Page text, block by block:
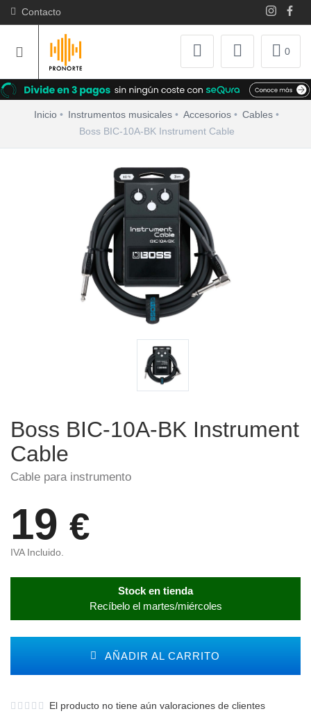
Contacto
0
Inicio Instrumentos musicales Accesorios
Cables
Boss BIC-10A-BK Instrument Cable
Boss BIC-10A-BK Instrument
Cable
Cable para instrumento
19 €
IVA Incluido.
Stock en tienda
Recíbelo el martes/miércoles
AÑADIR AL CARRITO
El producto no tiene aún valoraciones de clientes